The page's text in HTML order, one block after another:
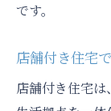
です。
店舗付き住宅
店舗付き住宅は